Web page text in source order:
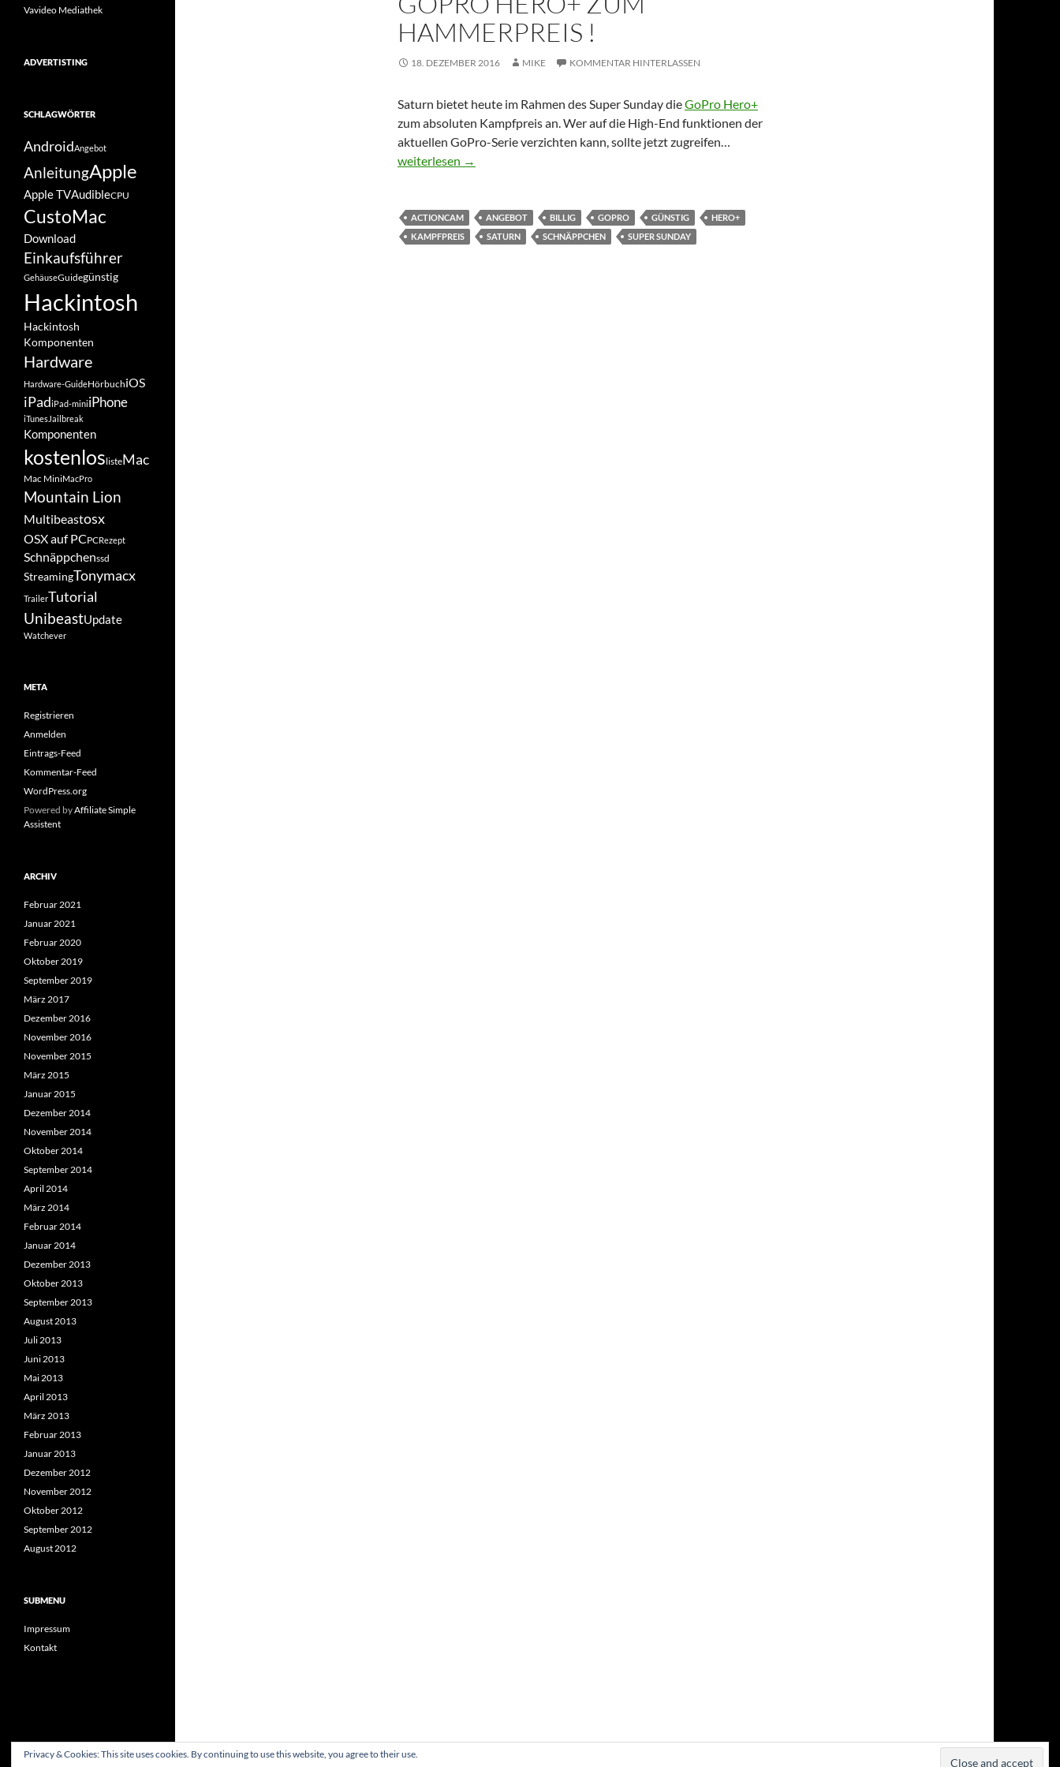
HAMMERPREIS !
18. DEZEMBER 2016 MIKE KOMMENTAR HINTERLASSEN
Saturn bietet heute im Rahmen des Super Sunday dieGoPro Hero+
zum absoluten Kampfpreis an. Wer auf die High-End funktionen der
aktuellen GoPro-Serie verzichten kann, sollte jetzt zugreifen…
[Schnäppchen] Nur heute, GoPro Hero+ zum Hammerpreis !
weiterlesen →
ACTIONCAM ANGEBOT BILLIG GOPRO GÜNSTIG
HERO+
KAMPFPREIS
SATURN SCHNÄPPCHEN SUPER SUNDAY
Vavideo Mediathek
ADVERTISTING
SCHLAGWÖRTER
AndroidAngebot
AnleitungApple
Apple TVAudibleCPU
CustoMac
Download
Einkaufsführer
GehäuseGuidegünstig
Hackintosh
Hackintosh
Komponenten
Hardware
Hardware-GuideHörbuchiOS
iPadiPad-miniiPhone
iTunesJailbreak
Komponenten
kostenloslisteMac
Mac MiniMacPro
Mountain Lion
Multibeastosx
OSX auf PCPCRezept
Schnäppchenssd
StreamingTonymacx
TrailerTutorial
UnibeastUpdate
Watchever
META
Registrieren
Anmelden
Eintrags-Feed
Kommentar-Feed
WordPress.org
Powered byAffiliate Simple
Assistent
ARCHIV
Februar 2021
Januar 2021
Februar 2020
Oktober 2019
September 2019
März 2017
Dezember 2016
November 2016
November 2015
März 2015
Januar 2015
Dezember 2014
November 2014
Oktober 2014
September 2014
April 2014
März 2014
Februar 2014
Januar 2014
Dezember 2013
Oktober 2013
September 2013
August 2013
Juli 2013
Juni 2013
Mai 2013
April 2013
März 2013
Februar 2013
Januar 2013
Dezember 2012
November 2012
Oktober 2012
September 2012
August 2012
SUBMENU
Impressum
Kontakt
Privacy & Cookies: This site uses cookies. By continuing to use this website, you agree to their use.